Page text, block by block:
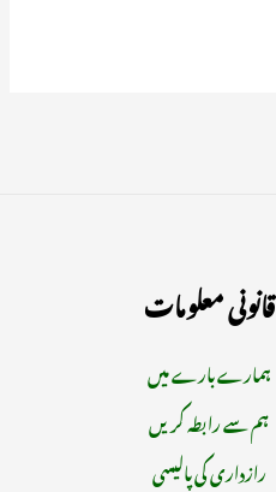
قانونی معلومات
ہمارے بارے میں
ہم سے رابطہ کریں
رازداری کی پالیسی